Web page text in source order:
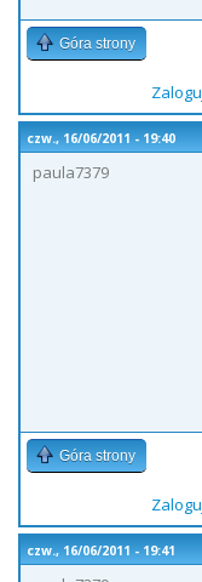
Góra strony
czw., 16/06/2011 - 19:40
paula7379
Góra strony
czw., 16/06/2011 - 19:41